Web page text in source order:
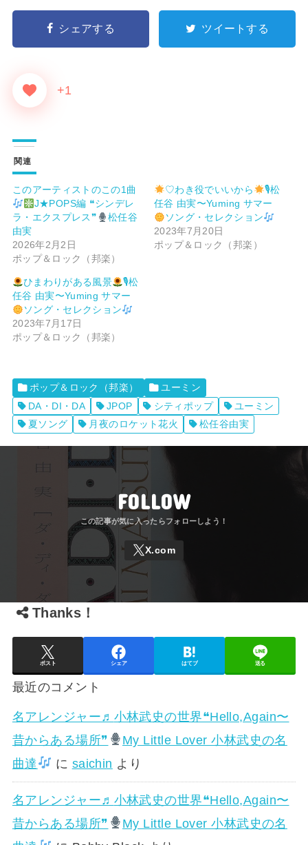
シェアする ツイートする
+1
関連
このアーティストのこの1曲
J★POPS編 ❝シンデレ
ラ・エクスプレス❞
松任谷
由実
2026年2月2日
ポップ＆ロック（邦楽）
♡わき役でいいから
🎙松
任谷 由実〜Yuming サマー
ソング・セレクション
2023年7月20日
ポップ＆ロック（邦楽）
ひまわりがある風景
🎙松
任谷 由実〜Yuming サマー
ソング・セレクション
2023年7月17日
ポップ＆ロック（邦楽）
ポップ＆ロック（邦楽）
ユーミン
DA・DI・DA
JPOP シティポップ
ユーミン
夏ソング
月夜のロケット花火 松任谷由実
FOLLOW
Thanks！
ポスト シェア はてブ 送る
最近のコメント
名アレンジャー♬ 小林武史の世界❝Hello,Again〜
昔からある場所❞
My Little Lover 小林武史の名
曲達
に saichin より
名アレンジャー♬ 小林武史の世界❝Hello,Again〜
昔からある場所❞
My Little Lover 小林武史の名